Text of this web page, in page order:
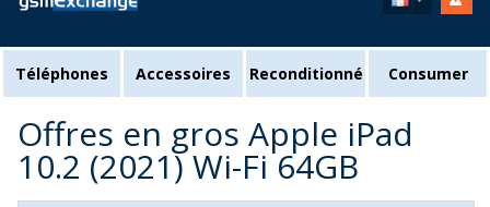
Téléphones Accessoires Reconditionné Consumer
Offres en gros Apple iPad
10.2 (2021) Wi-Fi 64GB